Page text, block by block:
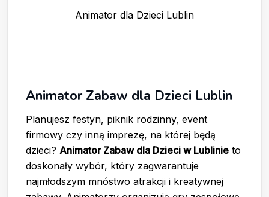
Animator dla Dzieci Lublin
Animator Zabaw dla Dzieci Lublin
Planujesz festyn, piknik rodzinny, event
firmowy czy inną imprezę, na której będą
dzieci? Animator Zabaw dla Dzieci w Lublinie to
doskonały wybór, który zagwarantuje
najmłodszym mnóstwo atrakcji i kreatywnej